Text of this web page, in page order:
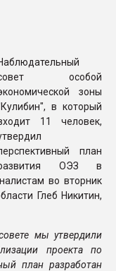
ПЕРЕЙТИ НА
особой
зоны
в который
11 человек,
план
ОЭЗ в
во вторник
Глеб Никитин,
мы утвердили
проекта по
план разработан